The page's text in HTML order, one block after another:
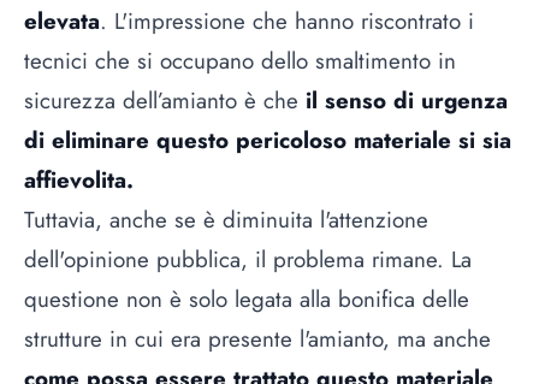
elevata. L'impressione che hanno riscontrato i
tecnici che si occupano dello smaltimento in
sicurezza dell’amianto è che il senso di urgenza
di eliminare questo pericoloso materiale si sia
affievolita.
Tuttavia, anche se è diminuita l'attenzione
dell'opinione pubblica, il problema rimane. La
questione non è solo legata alla bonifica delle
strutture in cui era presente l'amianto, ma anche